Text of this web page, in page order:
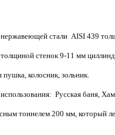
нержавеющей стали AISI 439
толщиной стенок 9-11 мм
пушка, колосник, зольник.
Русская баня,
тоннелем 200 мм, который